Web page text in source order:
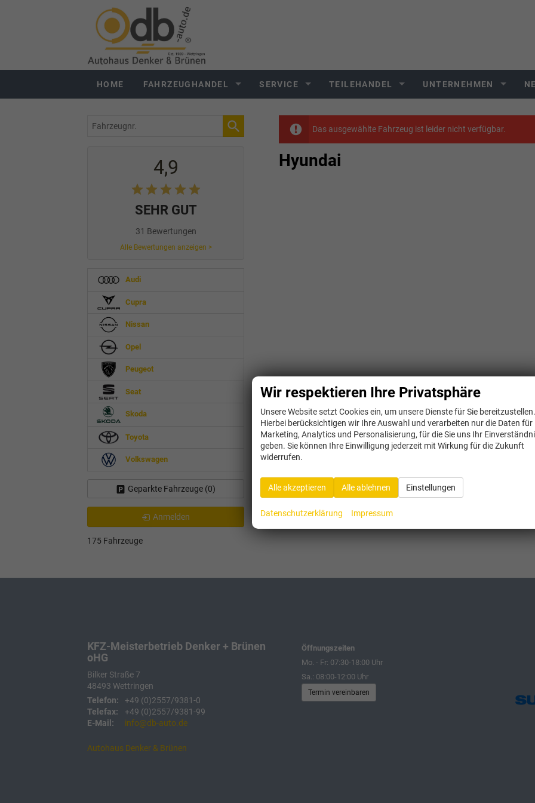
HOME FAHRZEUGHANDEL SERVICE TEILEHANDEL UNTERNEHMEN
Das ausgewählte Fahrzeug ist leider nicht verfügbar.
Hyundai
Fahrzeugnr.
4,9
SEHR GUT
31 Bewertungen
Alle Bewertungen anzeigen >
Audi
Cupra
Nissan
Opel
Peugeot
Seat
Skoda
Toyota
Volkswagen
Geparkte Fahrzeuge (0)
Anmelden
175 Fahrzeuge
KFZ-Meisterbetrieb Denker + Brünen
oHG
Bilker Straße 7
48493 Wettringen
Telefon:
+49 (0)2557/9381-0
Telefax:
+49 (0)2557/9381-99
E-Mail:
info@db-auto.de
Öffnungszeiten
Mo. - Fr: 07:30-18:00 Uhr
Sa.: 08:00-12:00 Uhr
Termin vereinbaren
Autohaus Denker & Brünen
Wir respektieren Ihre Privatsphäre
Unsere Website setzt Cookies ein, um unsere Dienste für Sie bereitzustellen.
Hierbei berücksichtigen wir Ihre Auswahl und verarbeiten nur die Daten für
Marketing, Analytics und Personalisierung, für die Sie uns Ihr
geben. Sie können Ihre Einwilligung jederzeit mit Wirkung für die Zukunft
widerrufen.
Alle akzeptieren Alle ablehnen Einstellungen
Datenschutzerklärung Impressum